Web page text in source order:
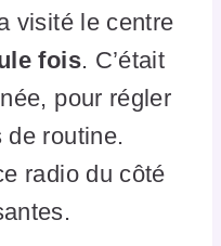
visité le centre
fois. C’était
pour régler
de routine.
radio du côté